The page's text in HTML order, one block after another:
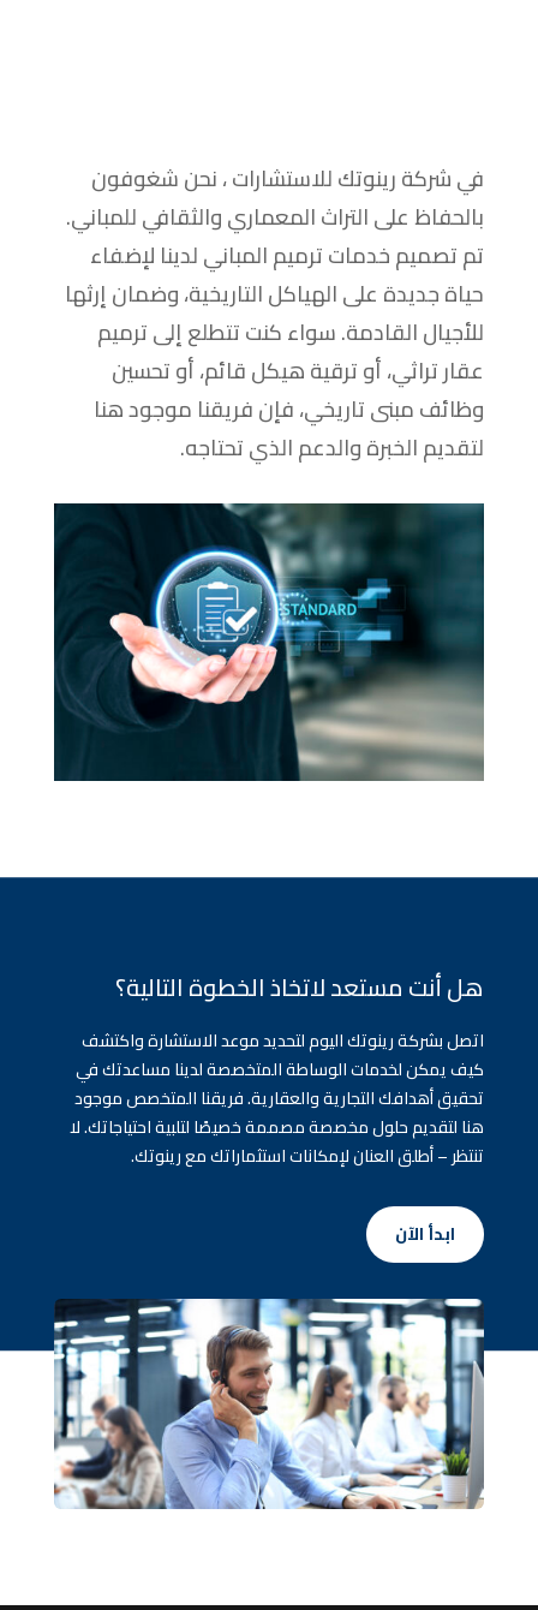
في شركة رينوتك للاستشارات ، نحن شغوفون
بالحفاظ على التراث المعماري والثقافي للمباني.
تم تصميم خدمات ترميم المباني لدينا لإضفاء
حياة جديدة على الهياكل التاريخية، وضمان إرثها
للأجيال القادمة. سواء كنت تتطلع إلى ترميم
عقار تراثي، أو ترقية هيكل قائم، أو تحسين
وظائف مبنى تاريخي، فإن فريقنا موجود هنا
لتقديم الخبرة والدعم الذي تحتاجه.
هل أنت مستعد لاتخاذ الخطوة التالية؟
اتصل بشركة رينوتك اليوم لتحديد موعد الاستشارة واكتشف
كيف يمكن لخدمات الوساطة المتخصصة لدينا مساعدتك في
تحقيق أهدافك التجارية والعقارية. فريقنا المتخصص موجود
هنا لتقديم حلول مخصصة مصممة خصيصًا لتلبية احتياجاتك. لا
تنتظر – أطلق العنان لإمكانات استثماراتك مع رينوتك.
ابدأ الآن